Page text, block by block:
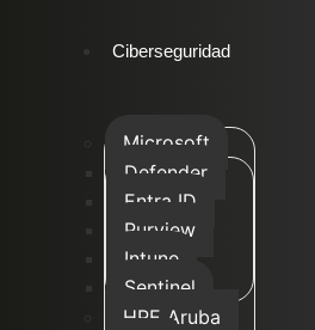
Ciberseguridad
Microsoft
Defender
Entra ID
Purview
Intune
Sentinel
HPE Aruba